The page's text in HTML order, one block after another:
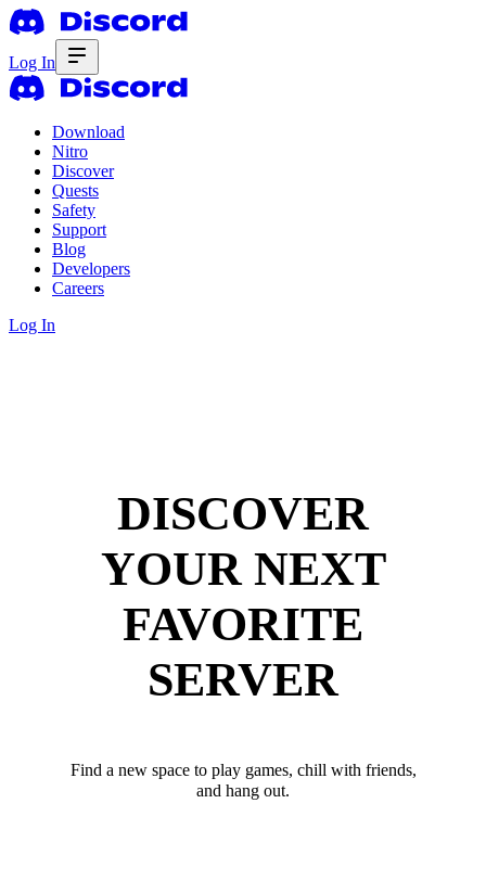
Log In
Download
Nitro
Discover
Quests
Safety
Support
Blog
Developers
Careers
Log In
DISCOVER
YOUR NEXT
FAVORITE
SERVER
Find a new space to play games, chill with friends,
and hang out.